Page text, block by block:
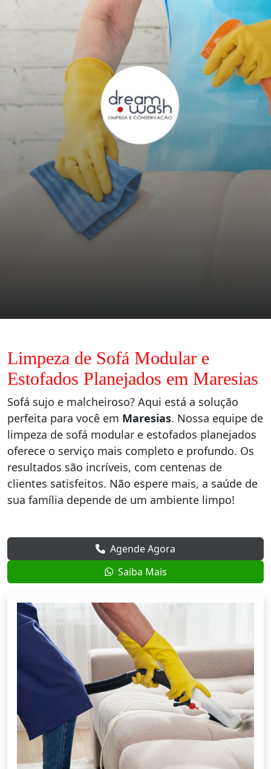
Limpeza de Sofá Modular e
Estofados Planejados em Maresias
Sofá sujo e malcheiroso? Aqui está a solução
perfeita para você em Maresias. Nossa equipe de
limpeza de sofá modular e estofados planejados
oferece o serviço mais completo e profundo. Os
resultados são incríveis, com centenas de
clientes satisfeitos. Não espere mais, a saúde de
sua família depende de um ambiente limpo!
Agende Agora
Saiba Mais